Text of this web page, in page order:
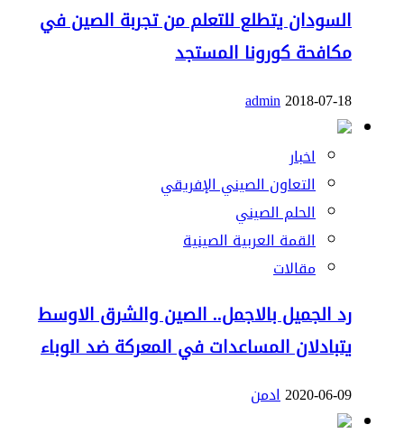
السودان يتطلع للتعلم من تجربة الصين في
مكافحة كورونا المستجد
2018-07-18
admin
اخبار
التعاون الصيني الإفريقي
الحلم الصيني
القمة العربية الصينية
مقالات
رد الجميل بالاجمل.. الصين والشرق الاوسط
يتبادلان المساعدات في المعركة ضد الوباء
2020-06-09ادمن